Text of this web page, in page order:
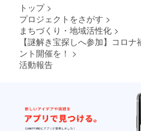
トップ >
プロジェクトをさがす >
まちづくり・地域活性化 >
【謎解き宝探しへ参加】コロ
ント開催を！ >
活動報告